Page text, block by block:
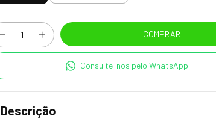
Consulte-nos pelo WhatsApp
Descrição